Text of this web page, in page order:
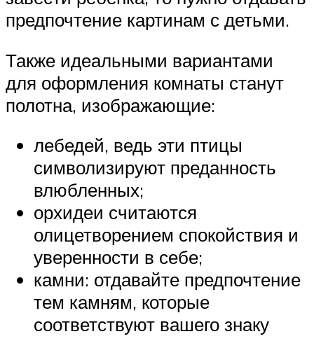
предпочтение картинам с детьми.
Также идеальными вариантами
для оформления комнаты станут
полотна, изображающие:
лебедей, ведь эти птицы
символизируют преданность
влюбленных;
орхидеи считаются
олицетворением спокойствия и
уверенности в себе;
камни: отдавайте предпочтение
тем камням, которые
соответствуют вашего знаку